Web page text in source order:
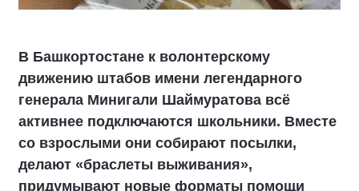
В Башкортостане к волонтерскому
движению штабов имени легендарного
генерала Минигали Шаймуратова всё
активнее подключаются школьники. Вместе
со взрослыми они собирают посылки,
делают «браслеты выживания»,
придумывают новые форматы помощи